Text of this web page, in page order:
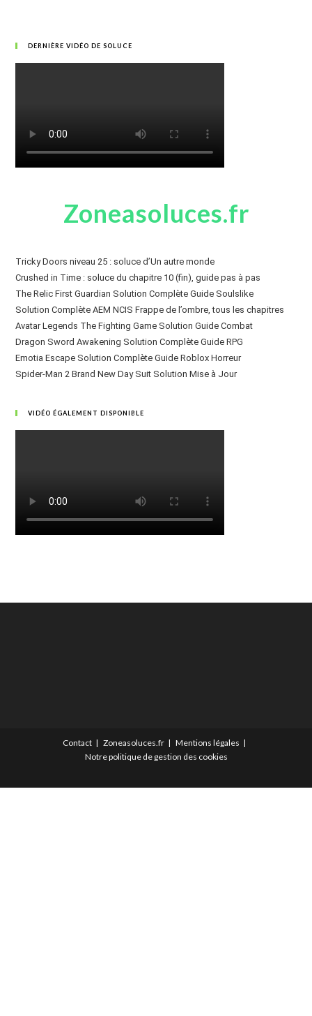
DERNIÈRE VIDÉO DE SOLUCE
Zoneasoluces.fr
Tricky Doors niveau 25 : soluce d’Un autre monde
Crushed in Time : soluce du chapitre 10 (fin), guide pas à pas
The Relic First Guardian Solution Complète Guide Soulslike
Solution Complète AEM NCIS Frappe de l’ombre, tous les chapitres
Avatar Legends The Fighting Game Solution Guide Combat
Dragon Sword Awakening Solution Complète Guide RPG
Emotia Escape Solution Complète Guide Roblox Horreur
Spider-Man 2 Brand New Day Suit Solution Mise à Jour
VIDÉO ÉGALEMENT DISPONIBLE
Contact Zoneasoluces.fr
Mentions légales
Notre politique de gestion des cookies